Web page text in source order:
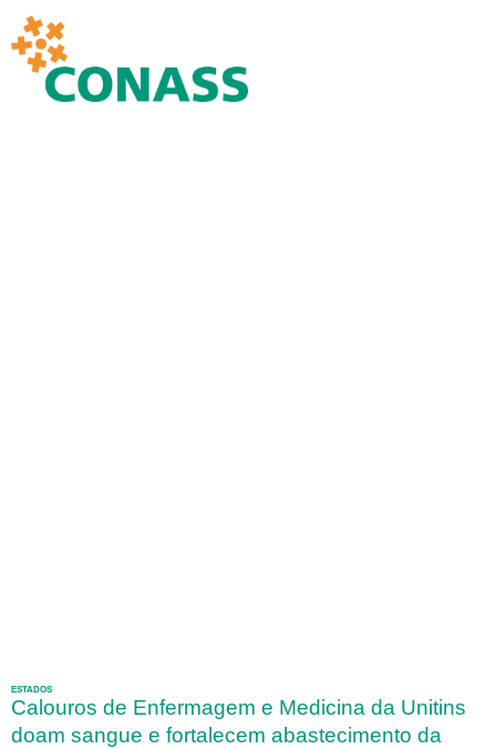
ESTADOS
Calouros de Enfermagem e Medicina da Unitins
doam sangue e fortalecem abastecimento da